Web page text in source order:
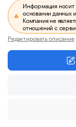
Информация носит
основании данных
Компания не
отношений с
Редактировать описание